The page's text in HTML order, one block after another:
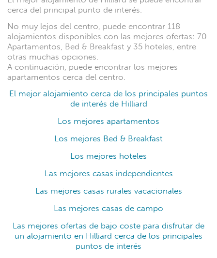
cerca del principal punto de interés.
No muy lejos del centro, puede encontrar 118
alojamientos disponibles con las mejores ofertas: 70
Apartamentos, Bed & Breakfast y 35 hoteles, entre
otras muchas opciones.
A continuación, puede encontrar los mejores
apartamentos cerca del centro.
El mejor alojamiento cerca de los principales puntos
de interés de Hilliard
Los mejores apartamentos
Los mejores Bed & Breakfast
Los mejores hoteles
Las mejores casas independientes
Las mejores casas rurales vacacionales
Las mejores casas de campo
Las mejores ofertas de bajo coste para disfrutar de
un alojamiento en Hilliard cerca de los principales
puntos de interés